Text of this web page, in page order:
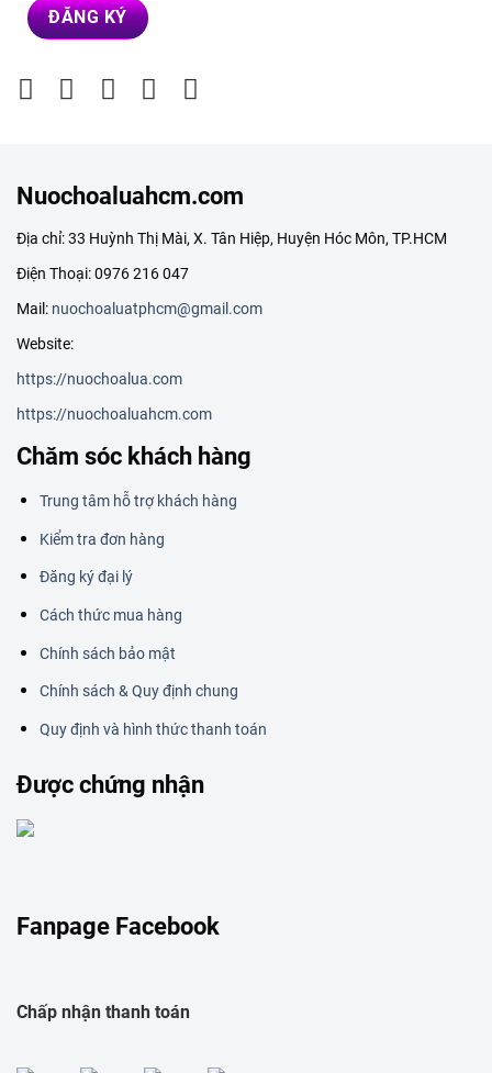
Nuochoaluahcm.com
Địa chỉ: 33 Huỳnh Thị Mài, X. Tân Hiệp, Huyện Hóc Môn, TP.HCM
Điện Thoại: 0976 216 047
Mail: nuochoaluatphcm@gmail.com
Website:
https://nuochoalua.com
https://nuochoaluahcm.com
Chăm sóc khách hàng
Trung tâm hỗ trợ khách hàng
Kiểm tra đơn hàng
Đăng ký đại lý
Cách thức mua hàng
Chính sách bảo mật
Chính sách & Quy định chung
Quy định và hình thức thanh toán
Được chứng nhận
Fanpage Facebook
Chấp nhận thanh toán